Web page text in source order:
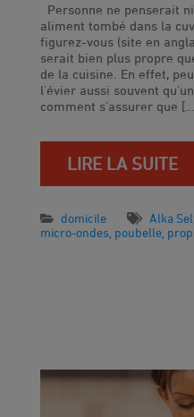
Personne ne penserait
aliment tombé dans la
figurez-vous (site en
serait bien plus propre
de la cuisine. En effet,
l’évier aussi souvent
comment s’assurer que
LIRE LA SUITE
domicile Alka
micro-ondes poubelle,